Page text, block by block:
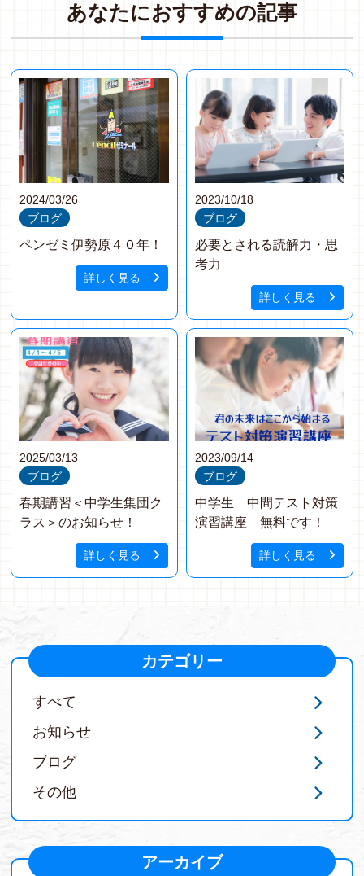
あなたにおすすめの記事
2024/03/26
ブログ
ペンゼミ伊勢原４０年！
詳しく見る
2023/10/18
ブログ
必要とされる読解力・思
考力
詳しく見る
2025/03/13
ブログ
春期講習＜中学生集団ク
ラス＞のお知らせ！
詳しく見る
2023/09/14
ブログ
中学生 中間テスト対策
演習講座 無料です！
詳しく見る
カテゴリー
すべて
お知らせ
ブログ
その他
アーカイブ